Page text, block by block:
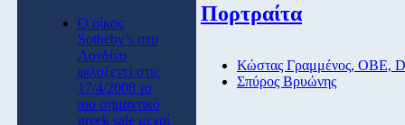
O οίκος
Sotheby’s στο
Λονδίνο
φιλοξενεί στις
17/4/2008 το
πιο σημαντικό
greek sale μεχρί
Πορτραίτα
Κώστας Γραμμένος, ΟΒΕ,
Σπύρος Βρυώνης